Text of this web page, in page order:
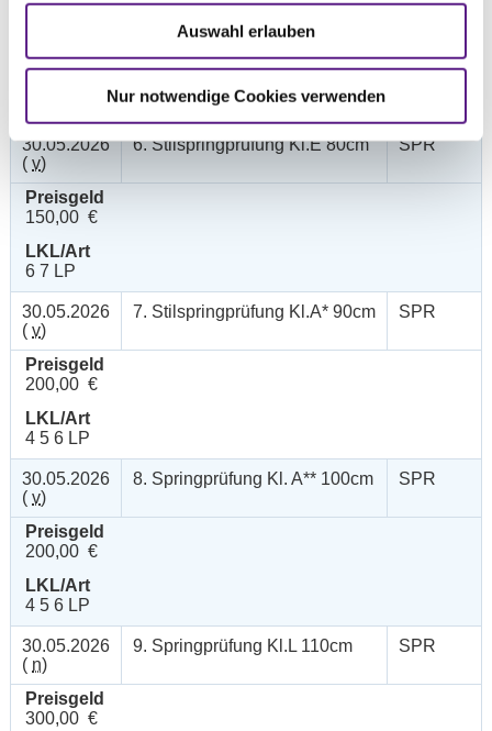
Auswahl erlauben
Nur notwendige Cookies verwenden
30.05.2026
( v)
6. Stilspringprüfung Kl.E 80cm SPR
Preisgeld
150,00 €
LKL/Art
6 7 LP
30.05.2026
( v)
7. Stilspringprüfung Kl.A* 90cm SPR
Preisgeld
200,00 €
LKL/Art
4 5 6 LP
30.05.2026
( v)
8. Springprüfung Kl. A** 100cm SPR
Preisgeld
200,00 €
LKL/Art
4 5 6 LP
30.05.2026
( n)
9. Springprüfung Kl.L 110cm SPR
Preisgeld
300,00 €